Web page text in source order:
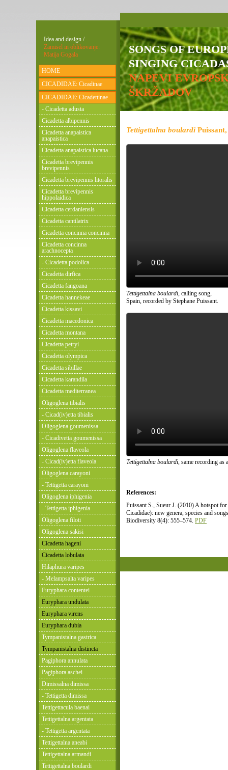
SONGS OF
SINGING
NAPEVI
ŠKRŽADOV
Tettigettalna boulardi
Tettigettalna boulardi, calling song,
Spain, recorded by Stephane Puissant.
Tettigettalna boulardi, same recording as
References:
Puissant S., Sueur J. (2010) A hotspot
Cicadidae): new genera, species and
Biodiversity 8(4): 555–574. PDF
Idea and design /
Zamisel in oblikovanje:
Matija Gogala
HOME
CICADIDAE: Cicadinae
CICADIDAE: Cicadettinae
- Cicadetta adusta
Cicadetta albipennis
Cicadetta anapaistica
anapaistica
Cicadetta anapaistica lucana
Cicadetta brevipennis
brevipennis
Cicadetta brevipennis litoralis
Cicadetta brevipennis
hippolaidica
Cicadetta cerdaniensis
Cicadetta cantilatrix
Cicadetta concinna concinna
Cicadetta concinna
arachnocepta
- Cicadetta podolica
Cicadetta dirfica
Cicadetta fangoana
Cicadetta hannekeae
Cicadetta kissavi
Cicadetta macedonica
Cicadetta montana
Cicadetta petryi
Cicadetta olympica
Cicadetta sibillae
Cicadetta karandila
Cicadetta mediterranea
Oligoglena tibialis
- Cicad(iv)etta tibialis
Oligoglena goumenissa
- Cicadivetta goumenissa
Oligoglena flaveola
- Cicad(iv)etta flaveola
Oligoglena carayoni
- Tettigetta carayoni
Oligoglena iphigenia
- Tettigetta iphigenia
Oligoglena filoti
Oligoglena sakisi
Cicadetta hageni
Cicadetta lobulata
Hilaphura varipes
- Melampsalta varipes
Euryphara contentei
Euryphara undulata
Euryphara virens
Euryphara dubia
Tympanistalna gastrica
Tympanistalna distincta
Pagiphora annulata
Pagiphora aschei
Dimissalna dimissa
- Tettigetta dimissa
Tettigettacula baenai
Tettigettalna argentata
- Tettigetta argentata
Tettigettalna aneabi
Tettigettalna armandi
Tettigettalna boulardi